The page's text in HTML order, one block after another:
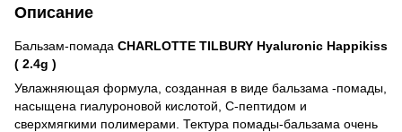
Описание
Бальзам-помада CHARLOTTE TILBURY Hyaluronic Happikiss
( 2.4g )
Увлажняющая формула, созданная в виде бальзама -помады,
насыщена гиалуроновой кислотой, С-пептидом и
сверхмягкими полимерами. Тектура помады-бальзама очень